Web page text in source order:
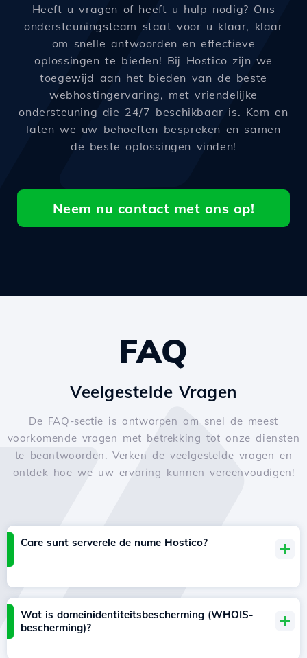
Heeft u vragen of heeft u hulp nodig? Ons
ondersteuningsteam staat voor u klaar, klaar
om snelle antwoorden en effectieve
oplossingen te bieden! Bij Hostico zijn we
toegewijd aan het bieden van de beste
webhostingervaring, met vriendelijke
ondersteuning die 24/7 beschikbaar is. Kom en
laten we uw behoeften bespreken en samen
de beste oplossingen vinden!
Neem nu contact met ons op!
FAQ
Veelgestelde Vragen
De FAQ-sectie is ontworpen om snel de meest
voorkomende vragen met betrekking tot onze diensten
te beantwoorden. Verken de veelgestelde vragen en
ontdek hoe we uw ervaring kunnen vereenvoudigen!
Care sunt serverele de nume Hostico?
Wat is domeinidentiteitsbescherming (WHOIS-
bescherming)?